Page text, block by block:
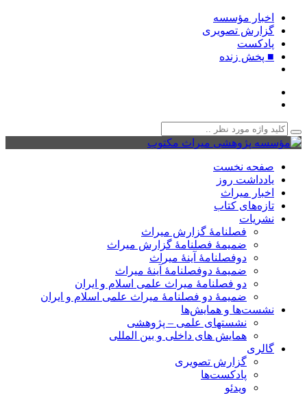
اخبار مؤسسه
گزارش تصویری
پادکست‌
■ پخش زنده
صفحه نخست
یادداشت روز
اخبار میراث
تازه‌های کتاب
نشریات
فصلنامۀ گزارش میراث
ضمیمۀ فصلنامۀ گزارش میراث
دوفصلنامۀ آینۀ میراث
ضمیمۀ دوفصلنامۀ آینۀ میراث
دو فصلنامۀ میراث علمی اسلام و ایران
ضمیمۀ دو فصلنامۀ میراث علمی اسلام و ایران
نشست‌ها و همایش‌ها
نشستهای علمی – پژوهشی
همایش های داخلی و بین المللی
گالری
گزارش تصویری
پادکست‌ها
ویدئو